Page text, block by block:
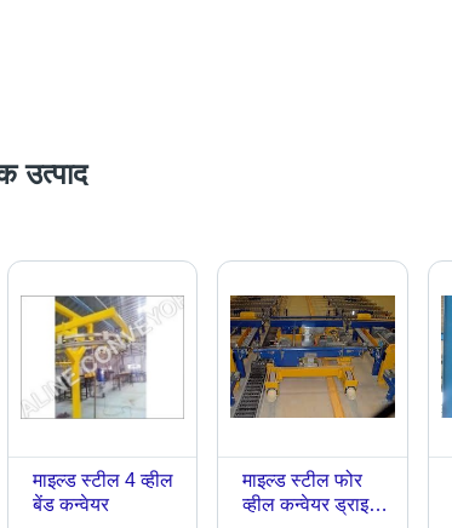
उत्पाद
माइल्ड स्टील 4 व्हील
बेंड कन्वेयर
माइल्ड स्टील फोर
व्हील कन्वेयर ड्राइव